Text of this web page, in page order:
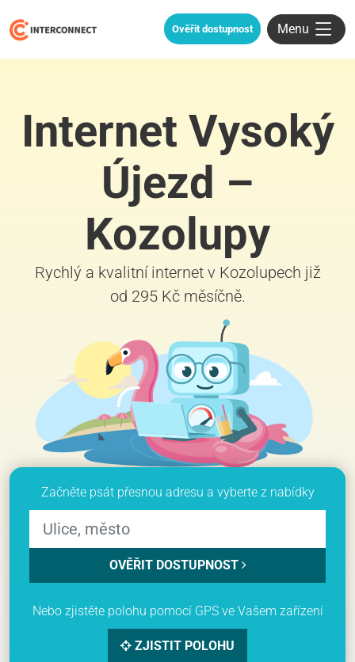
Ověřit dostupnost Menu
Internet Vysoký
Újezd –
Kozolupy
Rychlý a kvalitní internet v Kozolupech již
od 295 Kč měsíčně.
Začněte psát přesnou adresu a vyberte z nabídky
OVĚŘIT DOSTUPNOST
Nebo zjistěte polohu pomocí GPS ve Vašem zařízení
ZJISTIT POLOHU